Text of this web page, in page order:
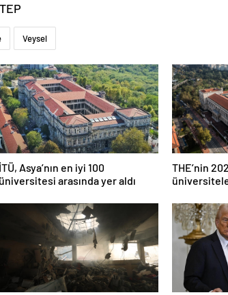
Veysel
İTÜ, Asya’nın en iyi 100
üniversitesi arasında yer aldı
THE’nin